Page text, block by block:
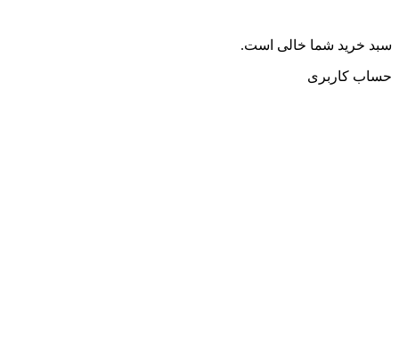
سبد خرید شما خالی است.
حساب کاربری